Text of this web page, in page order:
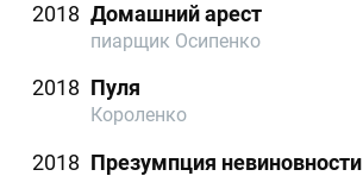
2018 Домашний арест
пиарщик Осипенко
2018 Пуля
Короленко
2018 Презумпция невиновности